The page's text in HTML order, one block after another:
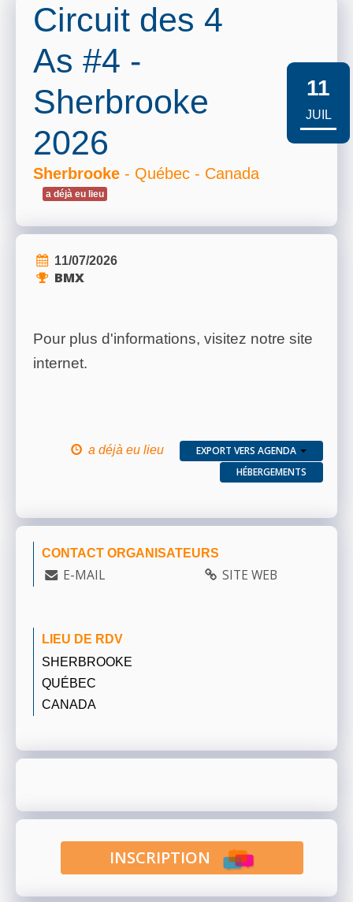
Circuit des 4
As #4 -
Sherbrooke
2026
Sherbrooke - Québec - Canada
a déjà eu lieu
11
JUIL
11/07/2026
BMX
Pour plus d'informations, visitez notre site
internet.
a déjà eu lieu
EXPORT VERS AGENDA
HÉBERGEMENTS
CONTACT ORGANISATEURS
E-MAIL SITE WEB
LIEU DE RDV
SHERBROOKE
QUÉBEC
CANADA
INSCRIPTION